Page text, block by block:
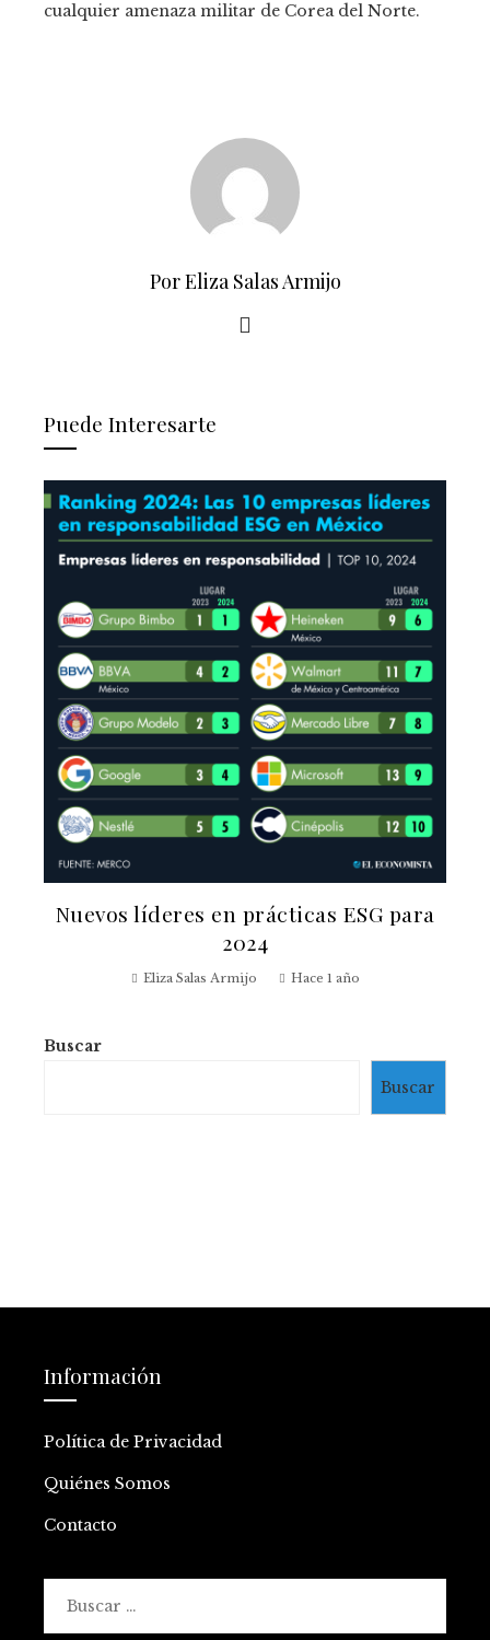
cualquier amenaza militar de Corea del Norte.
Por Eliza Salas Armijo
Puede Interesarte
Nuevos líderes en prácticas ESG para
2024
Eliza Salas Armijo Hace 1 año
Buscar
Buscar
Información
Política de Privacidad
Quiénes Somos
Contacto